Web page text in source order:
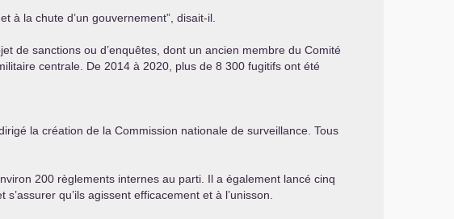
à la chute d’un gouvernement”, disait-il.
de sanctions ou d’enquêtes, dont un ancien membre du Comité
centrale. De 2014 à 2020, plus de 8 300 fugitifs ont été
la création de la Commission nationale de surveillance. Tous
200 règlements internes au parti. Il a également lancé cinq
qu’ils agissent efficacement et à l’unisson.